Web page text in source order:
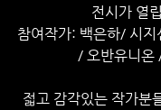
전시가 열
참여작가: 백은하/ 시
/ 오반유니온
젋고 감각있는 작가분